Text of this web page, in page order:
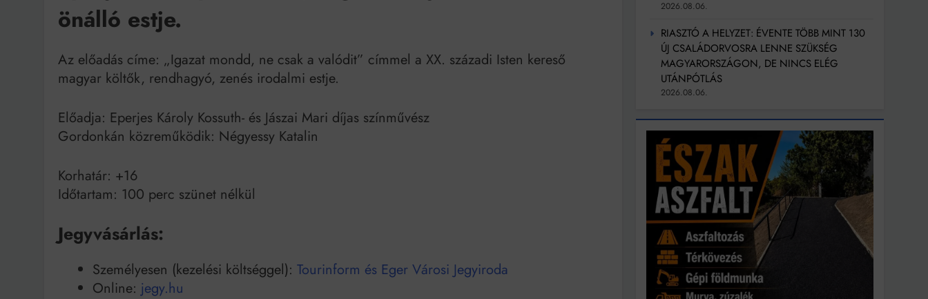
Mindenki a világot akarja uralni – de nem csak a 80-as években
önálló estje.
Az előadás címe: „Igazat mondd, ne csak a valódit” címmel a XX. századi Isten kereső
magyar költők, rendhagyó, zenés irodalmi estje.
Előadja: Eperjes Károly Kossuth- és Jászai Mari díjas színművész
Gordonkán közreműködik: Négyessy Katalin
Korhatár: +16
Időtartam: 100 perc szünet nélkül
Jegyvásárlás:
Személyesen (kezelési költséggel): Tourinform és Eger Városi Jegyiroda
Online: jegy.hu
2026.08.06.
RIASZTÓ A HELYZET: ÉVENTE TÖBB MINT 130
ÚJ CSALÁDORVOSRA LENNE SZÜKSÉG
MAGYARORSZÁGON, DE NINCS ELÉG
UTÁNPÓTLÁS
2026.08.06.